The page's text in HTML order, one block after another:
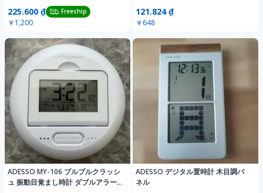
225.600 ₫ Freeship
￥1,200
温度計 湿度計 メール便 熱中症対策
アラーム付き zk200
121.824 ₫
￥648
ADESSO MY-106 ブルブルクラッシ
ュ 振動目覚まし時計 ダブルアラー
ADESSO デジタル置時計 木目調パ
ネル